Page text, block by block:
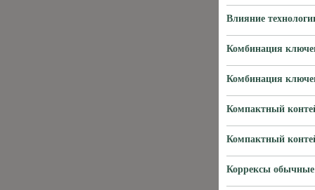
Влияние
Комбинация
Комбинация
Компактный
Компактный
Коррексы